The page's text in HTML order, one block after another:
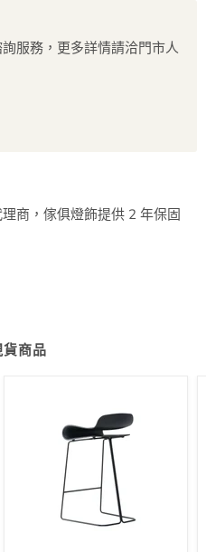
服務，更多詳情請洽門市人
商，傢俱燈飾提供 2 年保固
貨商品